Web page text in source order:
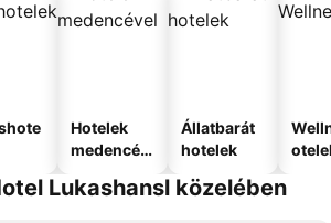
Hotelek
medencév
Állatbarát
hotelek
Lukashansl közelében